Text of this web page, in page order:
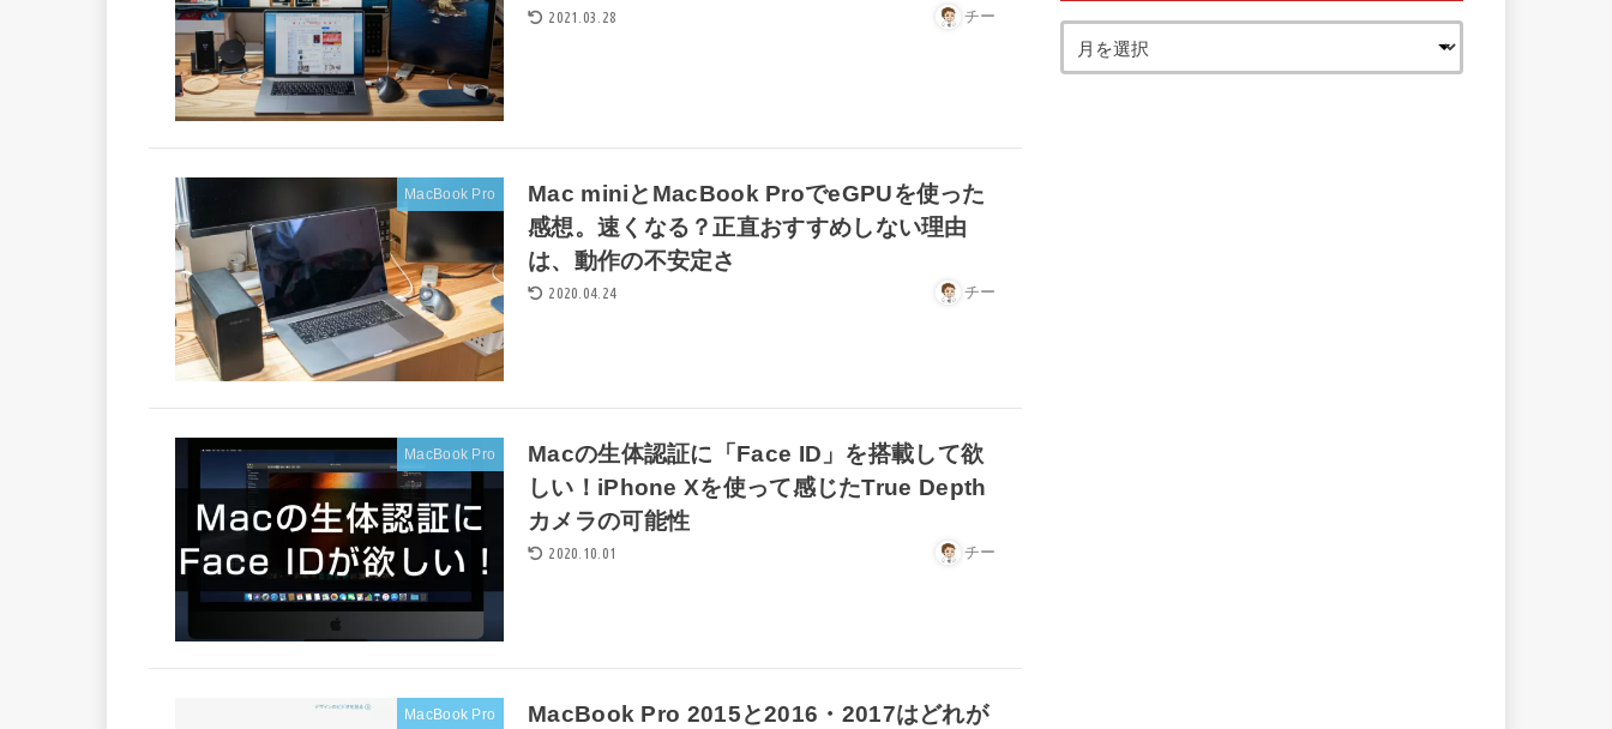
2021.03.28 チー
MacBook Pro
Mac miniとMacBook ProでeGPUを使った
感想。速くなる？正直おすすめしない理由
は、動作の不安定さ
2020.04.24 チー
MacBook Pro
Macの生体認証に「Face ID」を搭載して欲
しい！iPhone Xを使って感じたTrue Depth
カメラの可能性
2020.10.01 チー
MacBook Pro
MacBook Pro 2015と2016・2017はどれが